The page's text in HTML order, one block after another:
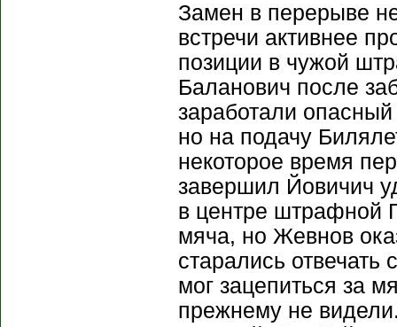
Замен в перерыве
встречи активнее
позиции в чужой
Баланович после
заработали
но на подачу
некоторое время
завершил Йовичич
в центре штрафной
мяча, но Жевнов
старались
мог зацепиться за
прежнему не